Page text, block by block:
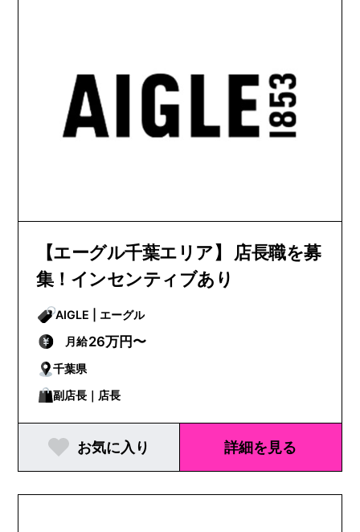
【エーグル千葉エリア】 店長職を募
集！インセンティブあり
AIGLE | エーグル
月給26万円〜
千葉県
副店長｜店長
お気に入り 詳細を見る